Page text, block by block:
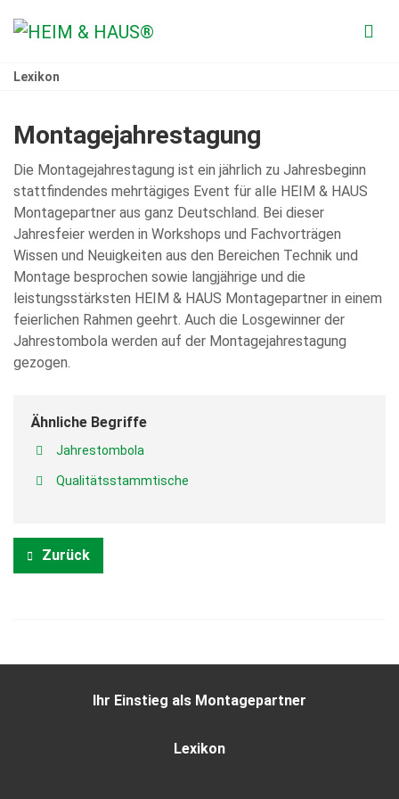
Lexikon
Montagejahrestagung
Die Montagejahrestagung ist ein jährlich zu Jahresbeginn
stattfindendes mehrtägiges Event für alle HEIM & HAUS
Montagepartner aus ganz Deutschland. Bei dieser
Jahresfeier werden in Workshops und Fachvorträgen
Wissen und Neuigkeiten aus den Bereichen Technik und
Montage besprochen sowie langjährige und die
leistungsstärksten HEIM & HAUS Montagepartner in einem
feierlichen Rahmen geehrt. Auch die Losgewinner der
Jahrestombola werden auf der Montagejahrestagung
gezogen.
Ähnliche Begriffe
Jahrestombola
Qualitätsstammtische
Zurück
Ihr Einstieg als Montagepartner
Lexikon